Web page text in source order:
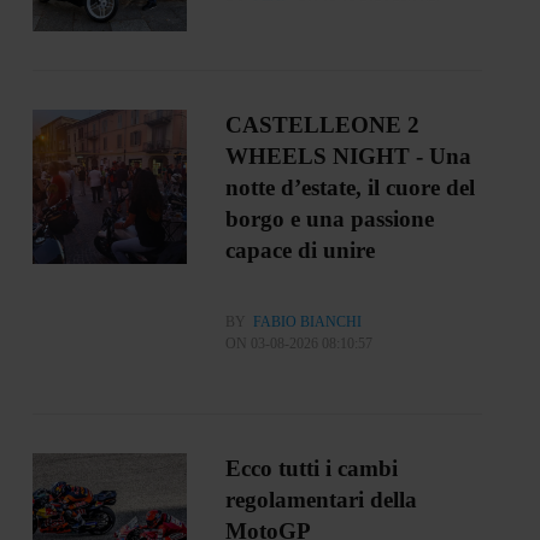
CASTELLEONE 2
WHEELS NIGHT - Una
notte d’estate, il cuore del
borgo e una passione
capace di unire
BY
FABIO BIANCHI
ON 03-08-2026 08:10:57
Ecco tutti i cambi
regolamentari della
MotoGP